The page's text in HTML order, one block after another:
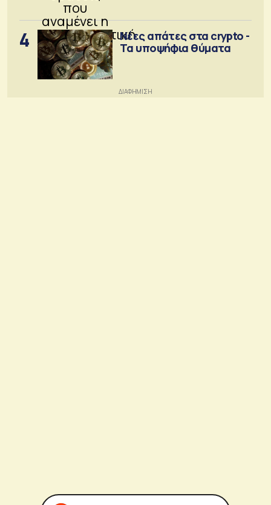
4
Νέες απάτες στα crypto -
Τα υποψήφια θύματα